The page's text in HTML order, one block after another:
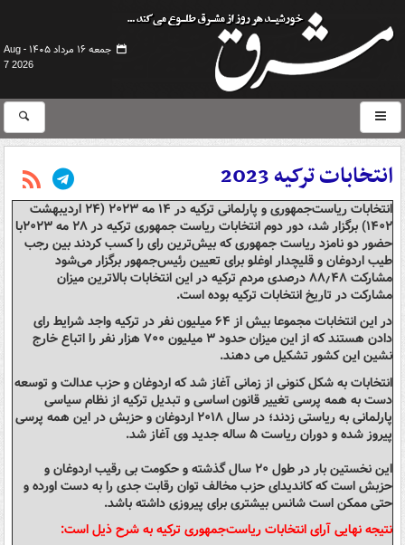
جمعه ۱۶ مرداد ۱۴۰۵ -
Aug
7 2026
انتخابات ترکیه 2023
انتخابات ریاست‌جمهوری و پارلمانی ترکیه در ۱۴ مه ۲۰۲۳ (۲۴ اردیبهشت
۱۴۰۲) برگزار شد، دور دوم انتخابات ریاست جمهوری ترکیه در ۲۸ مه ۲۰۲۳با
حضور دو نامزد ریاست جمهوری که بیش‌ترین رای را کسب کردند بین رجب
طیب اردوغان و قلیچدار اوغلو برای تعیین رئیس‌جمهور برگزار می‌شود
مشارکت ۸۸٫۴۸ درصدی مردم ترکیه در این انتخابات بالاترین میزان
مشارکت در تاریخ انتخابات ترکیه بوده است.
در این انتخابات مجموعا بیش از ۶۴ میلیون نفر در ترکیه واجد شرایط رای
دادن هستند که از این میزان حدود ۳ میلیون ۷۰۰ هزار نفر را اتباع خارج
نشین این کشور تشکیل می دهند.
انتخابات به شکل کنونی از زمانی آغاز شد که اردوغان و حزب عدالت و توسعه
دست به همه پرسی تغییر قانون اساسی و تبدیل ترکیه از نظام سیاسی
پارلمانی به ریاستی زدند؛ در سال ۲۰۱۸ اردوغان و حزبش در این همه پرسی
پیروز شده و دوران ریاست ۵ ساله جدید وی آغاز شد.
این نخستین بار در طول ۲۰ سال گذشته و حکومت بی رقیب اردوغان و
حزبش است که کاندیدای حزب مخالف توان رقابت جدی را به دست اورده و
حتی ممکن است شانس بیشتری برای پیروزی داشته باشد.
نتیجه نهایی آرای انتخابات ریاست‌جمهوری ترکیه به شرح ذیل است: